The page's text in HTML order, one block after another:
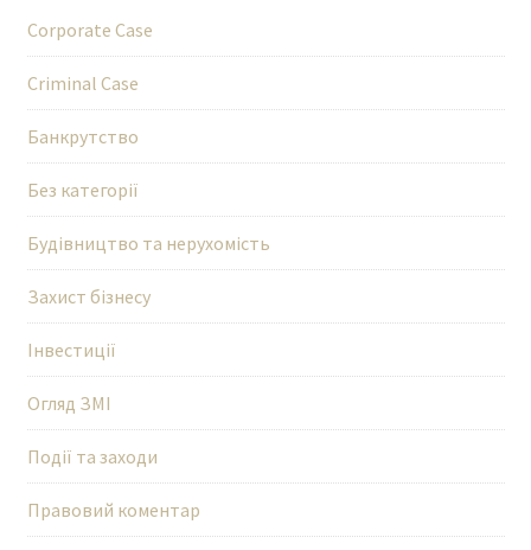
Corporate Case
Criminal Case
Банкрутство
Без категорії
Будівництво та нерухомість
Захист бізнесу
Інвестиції
Огляд ЗМІ
Події та заходи
Правовий коментар